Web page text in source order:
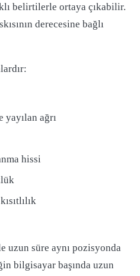
belirtilerle ortaya çıkabilir.
derecesine bağlı
yayılan ağrı
hissi
uzun süre aynı pozisyonda
bilgisayar başında uzun